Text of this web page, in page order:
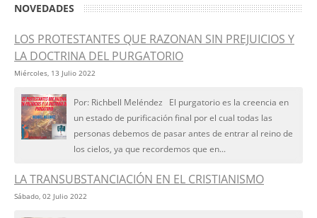
NOVEDADES
LOS PROTESTANTES QUE RAZONAN SIN PREJUICIOS Y
LA DOCTRINA DEL PURGATORIO
Miércoles, 13 Julio 2022
Por: Richbell Meléndez El purgatorio es la creencia en
un estado de purificación final por el cual todas las
personas debemos de pasar antes de entrar al reino de
los cielos, ya que recordemos que en...
LA TRANSUBSTANCIACIÓN EN EL CRISTIANISMO
Sábado, 02 Julio 2022